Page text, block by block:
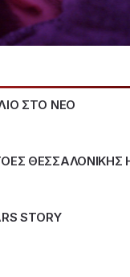
ΣΤΟ ΝΕΟ
ΘΕΣΣΑΛΟΝΙΚΗΣ
STORY